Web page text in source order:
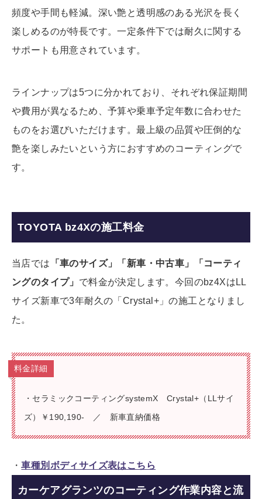
頻度や手間も軽減。深い艶と透明感のある光沢を長く
楽しめるのが特長です。一定条件下では耐久に関する
サポートも用意されています。
ラインナップは5つに分かれており、それぞれ保証期間
や費用が異なるため、予算や乗車予定年数に合わせた
ものをお選びいただけます。最上級の品質や圧倒的な
艶を楽しみたいという方におすすめのコーティングで
す。
TOYOTA bz4Xの施工料金
当店では 「車のサイズ」「新車・中古車」「コーティ
ングのタイプ」 で料金が決定します。今回のbz4XはLL
サイズ新車で3年耐久の「Crystal+」の施工となりまし
た。
料金詳細
・セラミックコーティングsystemX Crystal+（LLサイ
ズ）￥190,190- ／ 新車直納価格
・車種別ボディサイズ表はこちら
カーケアグランツのコーティング作業内容と流